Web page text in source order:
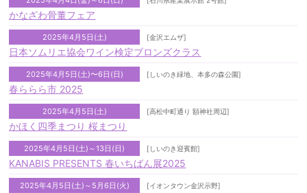
かなざわ骨董フェア
2025年4月5日(土) [金沢エムザ]
日本ソムリエ協会ワイン検定ブロンズクラス
2025年4月5日(土)〜6日(日) [しいのき緑地、本多の森公園]
春ららら市 2025
2025年4月5日(土) [高松中町通り 額神社周辺]
かほく四季まつり 桜まつり
2025年4月5日(土)～13日(日) [しいのき迎賓館]
KANABIS PRESENTS 春いちばん展2025
2025年4月5日(土)～5月6日(火) [イオンタウン金沢示野]